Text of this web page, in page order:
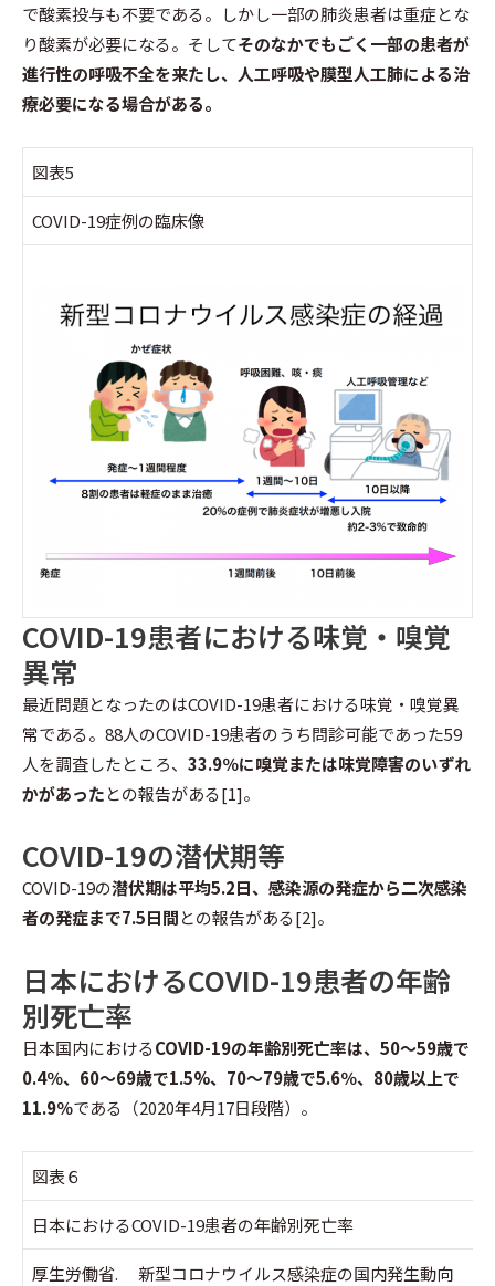
で酸素投与も不要である。しかし一部の肺炎患者は重症とな
り酸素が必要になる。そしてそのなかでもごく一部の患者が
進行性の呼吸不全を来たし、人工呼吸や膜型人工肺による治
療必要になる場合がある。
図表5
COVID-19症例の臨床像
COVID-19患者における味覚・嗅覚
異常
最近問題となったのはCOVID-19患者における味覚・嗅覚異
常である。88人のCOVID-19患者のうち問診可能であった59
人を調査したところ、 33.9％に嗅覚または味覚障害のいずれ
かがあったとの報告がある[1]。
COVID-19の潜伏期等
COVID-19の潜伏期は平均5.2日、感染源の発症から二次感染
者の発症まで7.5日間との報告がある[2]。
日本におけるCOVID-19患者の年齢
別死亡率
日本国内におけるCOVID-19の年齢別死亡率は、50～59歳で
0.4％、60～69歳で1.5%、70～79歳で5.6％、80歳以上で
11.9％である（2020年4月17日段階）。
図表６
日本におけるCOVID-19患者の年齢別死亡率
厚生労働省. 新型コロナウイルス感染症の国内発生動向